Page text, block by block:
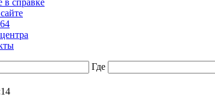
в справке
Где